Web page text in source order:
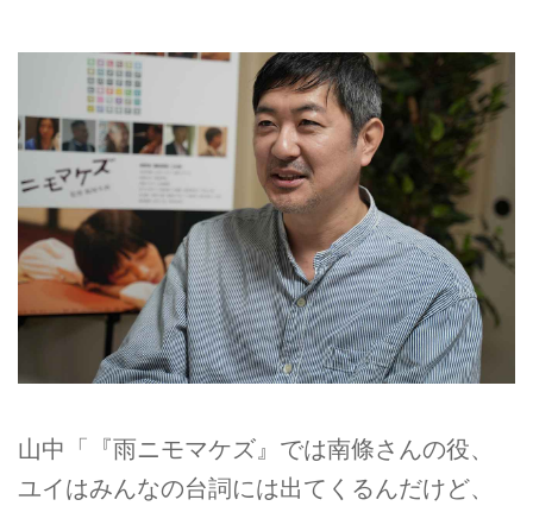
山中「『雨ニモマケズ』では南條さんの役、
ユイはみんなの台詞には出てくるんだけど、